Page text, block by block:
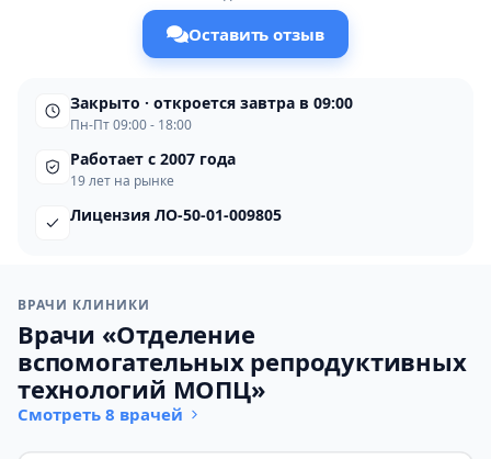
Оставить отзыв
Закрыто · откроется завтра в 09:00
Пн-Пт 09:00 - 18:00
Работает с 2007 года
19 лет на рынке
Лицензия ЛО-50-01-009805
ВРАЧИ КЛИНИКИ
Врачи «Отделение
вспомогательных репродуктивных
технологий МОПЦ»
Смотреть 8 врачей